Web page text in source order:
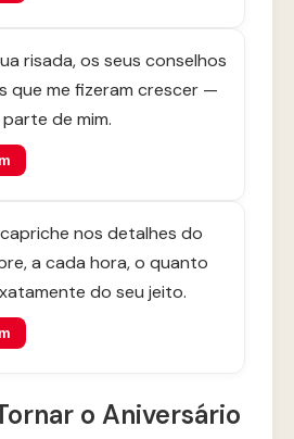
risada, os seus conselhos
que me fizeram crescer —
de mim.
nos detalhes do
a cada hora, o quanto
do seu jeito.
o Aniversário